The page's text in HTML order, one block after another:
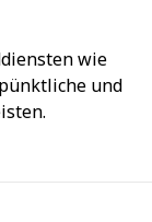
wie
pünktliche und